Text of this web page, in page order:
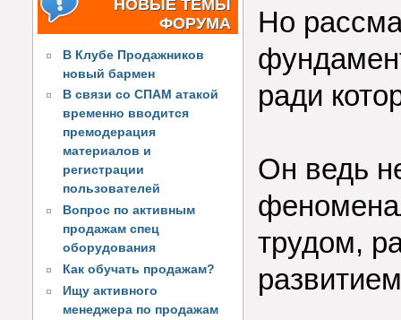
НОВЫЕ ТЕМЫ
ФОРУМА
В Клубе Продажников
новый бармен
В связи со СПАМ атакой
временно вводится
премодерация
материалов и
регистрации
пользователей
Вопрос по активным
продажам спец
оборудования
Как обучать продажам?
Ищу активного
менеджера по продажам
Но
ради
Он ведь
трудом,